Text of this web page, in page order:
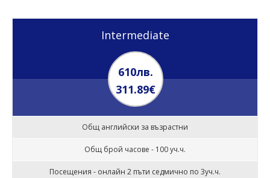
Intermediate
610лв.
311.89€
Общ английски за възрастни
Общ брой часове - 100 уч.ч.
Посещения - онлайн 2 пъти седмично по 3уч.ч.